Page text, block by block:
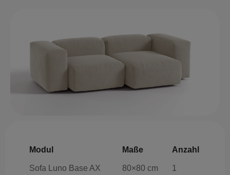
Modul Maße Anzahl
Sofa Luno Base AX 80×80 cm 1